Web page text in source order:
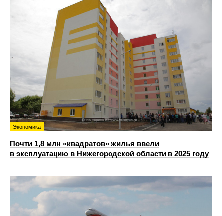
Экономика
Почти 1,8 млн «квадратов» жилья ввели
в эксплуатацию в Нижегородской области в 2025 году